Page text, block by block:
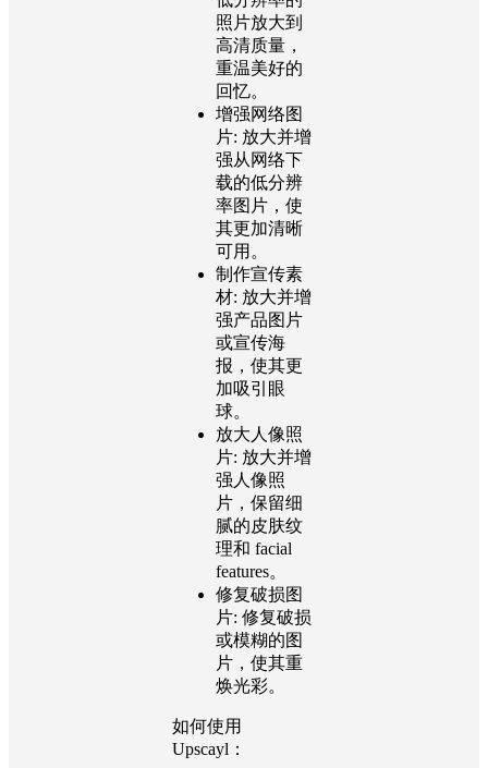
照片放大到
高清质量，
重温美好的
回忆。
增强网络图
片: 放大并增
强从网络下
载的低分辨
率图片，使
其更加清晰
可用。
制作宣传素
材: 放大并增
强产品图片
或宣传海
报，使其更
加吸引眼
球。
放大人像照
片: 放大并增
强人像照
片，保留细
腻的皮肤纹
理和 facial
features。
修复破损图
片: 修复破损
或模糊的图
片，使其重
焕光彩。
如何使用
Upscayl：